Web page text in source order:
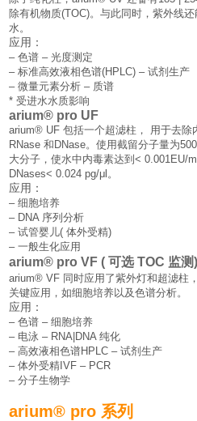
除有机物质(TOC)。与此同时，紫外线
水。
应用：
– 色谱 – 光度测定
– 标准高效液相色谱(HPLC) – 试剂生产
– 微量元素分析 – 质谱
* 受进水水质影响
arium® pro UF
arium® UF 包括一个超滤柱， 用于去除
RNase 和DNase。使用截留分子量为
大分子，使水中内毒素达到< 0.001EU/
DNases< 0.024 pg/μl。
应用：
– 细胞培养
– DNA 序列分析
– 试管婴儿( 体外受精)
– 一般生化应用
arium® pro VF ( 可选 TOC 监测)
arium® VF 同时应用了紫外灯和超滤柱
关键应用，如细胞培养以及色谱分析。
应用：
– 色谱 – 细胞培养
– 电泳 – RNA|DNA 纯化
– 高效液相色谱HPLC – 试剂生产
– 体外受精IVF – PCR
– 分子生物学
arium® pro 系列